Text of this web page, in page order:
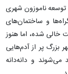
توسعه ناموزون شهری
و ساختمان‌های
خالی شده، اما هنوز
پر از آدم‌هایی
می‌شوند و دانه‌دانه